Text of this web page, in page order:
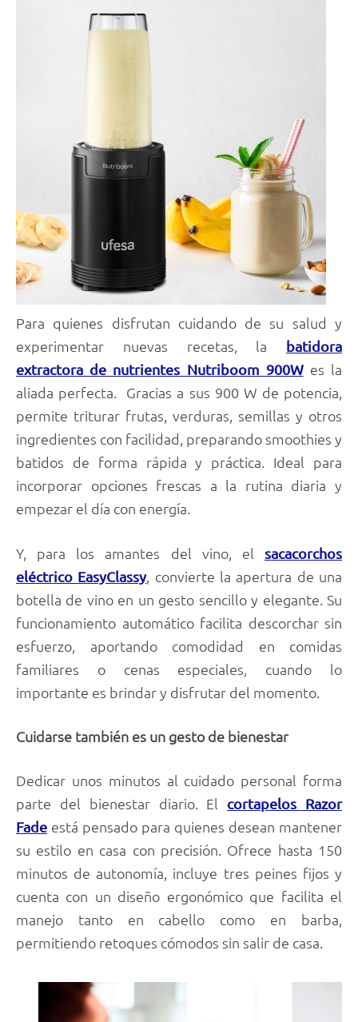
Para quienes disfrutan cuidando de su salud y
experimentar nuevas recetas, la batidora
extractora de nutrientes Nutriboom 900Wes la
aliada perfecta. Gracias a sus 900 W de potencia,
permite triturar frutas, verduras, semillas y otros
ingredientes con facilidad, preparando smoothies y
batidos de forma rápida y práctica. Ideal para
incorporar opciones frescas a la rutina diaria y
empezar el día con energía.
Y, para los amantes del vino, el sacacorchos
eléctrico EasyClassy, convierte la apertura de una
botella de vino en un gesto sencillo y elegante. Su
funcionamiento automático facilita descorchar sin
esfuerzo, aportando comodidad en comidas
familiares o cenas especiales, cuando lo
importante es brindar y disfrutar del momento.
Cuidarse también es un gesto de bienestar
Dedicar unos minutos al cuidado personal forma
parte del bienestar diario. El cortapelos Razor
Fade está pensado para quienes desean mantener
su estilo en casa con precisión. Ofrece hasta 150
minutos de autonomía, incluye tres peines fijos y
cuenta con un diseño ergonómico que facilita el
manejo tanto en cabello como en barba,
permitiendo retoques cómodos sin salir de casa.